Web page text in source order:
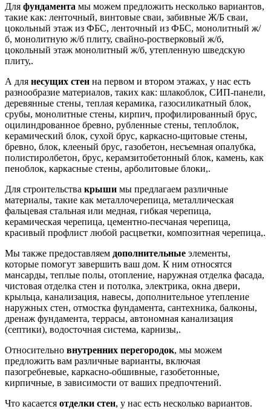
Для фундамента мы можем предложить несколько вариантов,
такие как: ленточный, винтовые сваи, забивные Ж/Б сваи,
цокольный этаж из ФБС, ленточный из ФБС, монолитный ж/
б, монолитную ж/б плиту, свайно-ростверковый ж/б,
цокольный этаж монолитный ж/б, утепленную шведскую
плиту,.
А для несущих стен на первом и втором этажах, у нас есть
разнообразие материалов, таких как: шлакоблок, СИП-панели,
деревянные стены, теплая керамика, газосиликатный блок,
срубы, монолитные стены, кирпич, профилированный брус,
оцилиндрованное бревно, рубленные стены, теплоблок,
керамический блок, сухой брус, каркасно-щитовые стены,
бревно, блок, клееный брус, газобетон, несъемная опалубка,
полистиролбетон, брус, керамзитобетонный блок, камень, как
пеноблок, каркасные стены, арболитовые блоки,.
Для строительства крыши мы предлагаем различные
материалы, такие как металлочерепица, металлическая
фальцевая стальная или медная, гибкая черепица,
керамическая черепица, цементно-песчаная черепица,
красивый профлист любой расцветки, композитная черепица,.
Мы также предоставляем дополнительные элементы,
которые помогут завершить ваш дом. К ним относятся
мансарды, теплые полы, отопление, наружная отделка фасада,
чистовая отделка стен и потолка, электрика, окна двери,
крыльца, канализация, навесы, дополнительное утепление
наружных стен, отмостка фундамента, сантехника, балконы,
дренаж фундамента, террасы, автономная канализация
(септики), водосточная система, карнизы,.
Относительно внутренних перегородок, мы можем
предложить вам различные варианты, включая
пазогребневые, каркасно-обшивные, газобетонные,
кирпичные, в зависимости от ваших предпочтений.
Что касается отделки стен, у нас есть несколько вариантов.